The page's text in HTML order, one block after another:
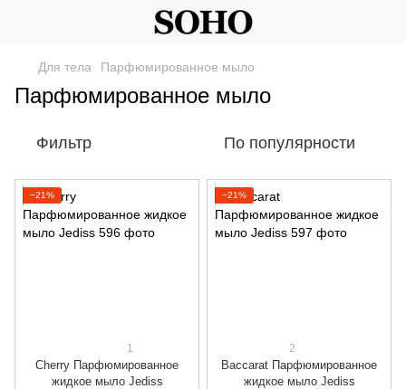
Для тела Парфюмированное мыло
Парфюмированное мыло
Фильтр По популярности
−21%
1
Cherry Парфюмированное
жидкое мыло Jediss
−21%
2
Baccarat Парфюмированное
жидкое мыло Jediss